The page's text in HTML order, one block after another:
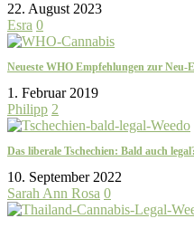
22. August 2023
Esra 0
Neueste WHO Empfehlungen zur
1. Februar 2019
Philipp 2
Das liberale Tschechien: Bald auch
10. September 2022
Sarah Ann Rosa 0